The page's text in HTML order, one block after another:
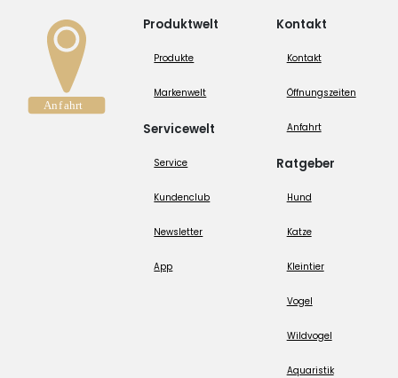
Produktwelt
Produkte
Markenwelt
Servicewelt
Service
Kundenclub
Newsletter
App
Kontakt
Kontakt
Öffnungszeiten
Anfahrt
Ratgeber
Hund
Katze
Kleintier
Vogel
Wildvogel
Aquaristik